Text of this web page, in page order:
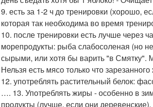
9. есть за 1-2 ч до тренировки (хорошо,
которая так необходима во время
10. после тренировки есть лучше через
морепродукты: рыба слабосоленая (но
сырыми, или хотя бы варить "в Смятку".
Нельзя есть мясо только что
12. употреблять растительный белок:
…. 13. Употреблять жиры - особенно в
продукты (лучше, если они